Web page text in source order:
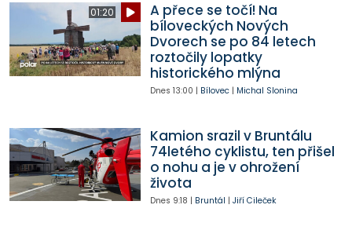
01:20
A přece se točí! Na
bíloveckých Nových
Dvorech se po 84 letech
roztočily lopatky
historického mlýna
Dnes 13:00 | Bílovec| Michal Slonina
Kamion srazil v Bruntálu
74letého cyklistu, ten přišel
o nohu a je v ohrožení
života
Dnes 9:18 | Bruntál | Jiří Cileček